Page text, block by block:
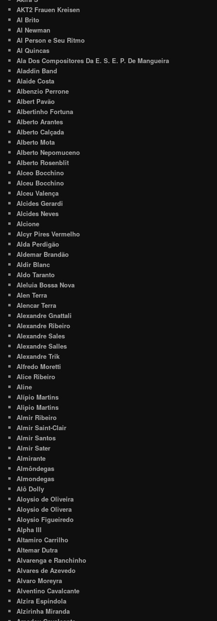
AKT2 Frauen Kreisen
Al Brito
Al Newman
Al Person e Seu Ritmo
Al Quincas
Ala Dos Compositores Da E. S. E. P. De Mangueira
Aladdin Band
Alaide Costa
Albenzio Perrone
Albert Pavão
Albertinho Fortuna
Alberto Arantes
Alberto Calçada
Alberto Mota
Alberto Nepomuceno
Alberto Rosenblit
Alceo Bocchino
Alceu Bocchino
Alceu Valença
Alcides Gerardi
Alcides Neves
Alcione
Alcyr Pires Vermelho
Alda Perdigão
Aldemar Brandão
Aldir Blanc
Aldo Taranto
Aleluia Bossa Nova
Alen Terra
Alencar Terra
Alexandre Gnattali
Alexandre Ribeiro
Alexandre Sales
Alexandre Salles
Alexandre Trik
Alfredo Moretti
Alice Ribeiro
Aline
Alípio Martins
Alipio Martins
Almir Ribeiro
Almir Saint-Clair
Almir Santos
Almir Sater
Almirante
Almôndegas
Almondegas
Alô Dolly
Aloysio de Oliveira
Aloysio de Olivera
Aloysio Figueiredo
Alpha III
Altamiro Carrilho
Altemar Dutra
Alvarenga e Ranchinho
Alvares de Azevedo
Alvaro Moreyra
Alventino Cavalcante
Alzira Espíndola
Alzirinha Miranda